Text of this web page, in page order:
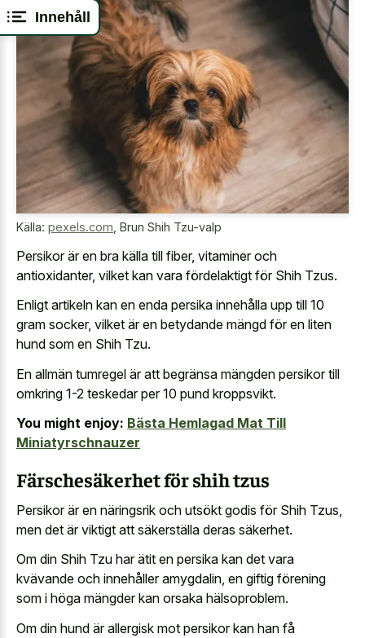
Innehåll
Källa: pexels.com Brun Shih Tzu-valp
Persikor är en bra källa till fiber, vitaminer och
antioxidanter, vilket kan vara fördelaktigt för Shih Tzus.
Enligt artikeln kan en enda persika innehålla upp till 10
gram socker, vilket är en betydande mängd för en liten
hund som en Shih Tzu.
En allmän tumregel är att begränsa mängden persikor till
omkring 1-2 teskedar per 10 pund kroppsvikt.
You might enjoy: Bästa Hemlagad Mat Till
Miniatyrschnauzer
Färschesäkerhet för shih tzus
Persikor är en näringsrik och utsökt godis för Shih Tzus,
men det är viktigt att säkerställa deras säkerhet.
Om din Shih Tzu har ätit en persika kan det vara
kvävande och innehåller amygdalin, en giftig förening
som i höga mängder kan orsaka hälsoproblem.
Om din hund är allergisk mot persikor kan han få